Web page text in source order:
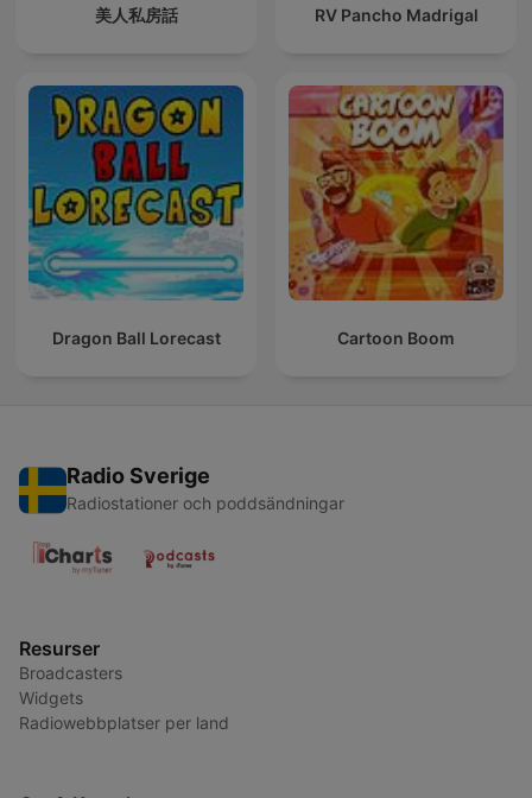
美人私房話 RV Pancho Madrigal
Dragon Ball Lorecast Cartoon Boom
Radio Sverige
Radiostationer och poddsändningar
Resurser
Broadcasters
Widgets
Radiowebbplatser per land